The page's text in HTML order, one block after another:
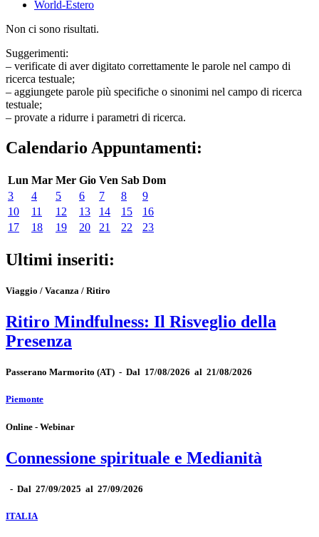
World-Estero
Non ci sono risultati.
Suggerimenti:
– verificate di aver digitato correttamente le parole nel campo di
ricerca testuale;
– aggiungete parole più specifiche o sinonimi nel campo di ricerca
testuale;
– provate a ridurre i parametri di ricerca.
Calendario Appuntamenti:
Lun Mar Mer Gio Ven Sab Dom
3
4 5 6 7 8
9
10
11 12 13 14 15
16
17
18 19 20 21 22 23
Ultimi inseriti:
Viaggio / Vacanza / Ritiro
Ritiro Mindfulness: Il Risveglio della
Presenza
Passerano Marmorito (AT) - Dal 17/08/2026 al 21/08/2026
Piemonte
Online - Webinar
Connessione spirituale e Medianità
- Dal 27/09/2025 al 27/09/2026
ITALIA